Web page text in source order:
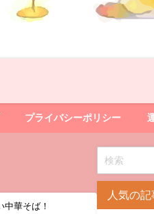
プライバシーポリシー
華そば！
人気の記